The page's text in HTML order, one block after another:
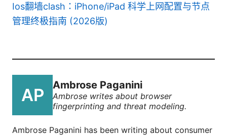
Ios翻墙clash：iPhone/iPad 科学上网配置与节点
管理终极指南 (2026版)
Ambrose Paganini
Ambrose writes about browser
fingerprinting and threat modeling.
Ambrose Paganini has been writing about consumer